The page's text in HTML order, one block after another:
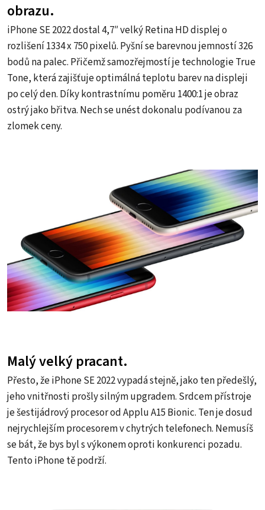
obrazu.
iPhone SE 2022 dostal 4,7″ velký Retina HD displej o
rozlišení 1334 x 750 pixelů. Pyšní se barevnou jemností 326
bodů na palec. Přičemž samozřejmostí je technologie True
Tone, která zajišťuje optimálná teplotu barev na displeji
po celý den. Díky kontrastnímu poměru 1400:1 je obraz
ostrý jako břitva. Nech se unést dokonalu podívanou za
zlomek ceny.
Malý velký pracant.
Přesto, že iPhone SE 2022 vypadá stejně, jako ten předešlý,
jeho vnitřnosti prošly silným upgradem. Srdcem přístroje
je šestijádrový procesor od Applu A15 Bionic. Ten je dosud
nejrychlejším procesorem v chytrých telefonech. Nemusíš
se bát, že bys byl s výkonem oproti konkurenci pozadu.
Tento iPhone tě podrží.